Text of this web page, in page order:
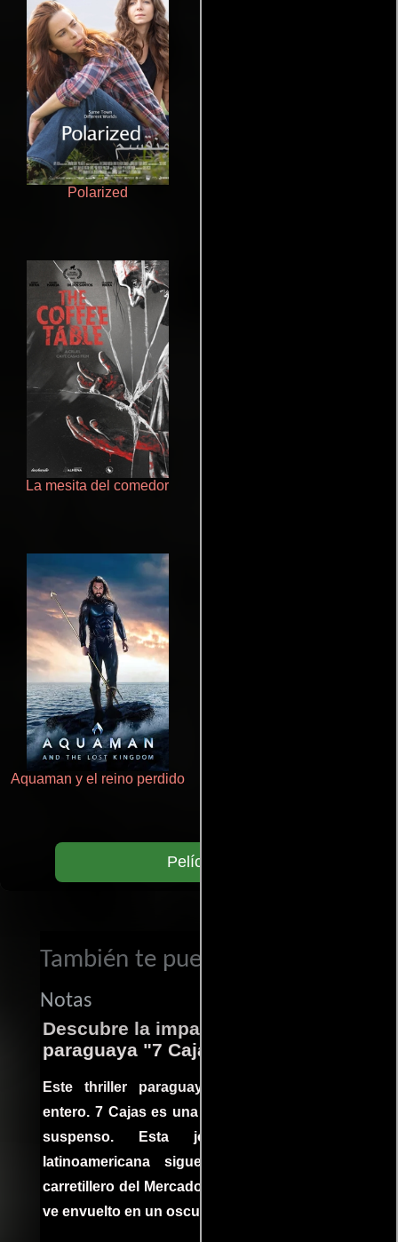
Polarized
La mesita del comedor
Aquaman y el reino perdido
Películas
También te puede interesar...
Notas
Descubre la impactante película
paraguaya "7 Cajas"
Este thriller paraguayo cautivó al mundo
entero. 7 Cajas es una explosión de acción y
suspenso. Esta joya cinematográfica
latinoamericana sigue la historia de un
carretillero del Mercado 4 de Asunción que se
ve envuelto en un oscuro mundo de crimen